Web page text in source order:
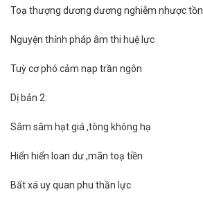
Toạ thượng dương dương nghiễm nhược tồn
Nguyện thỉnh pháp âm thi huệ lực
Tuỳ cơ phó cảm nạp trần ngôn
Dị bản 2:
Sâm sâm hạt giá ,tòng không hạ
Hiển hiển loan dư ,mãn toạ tiền
Bất xá uy quan phu thần lực